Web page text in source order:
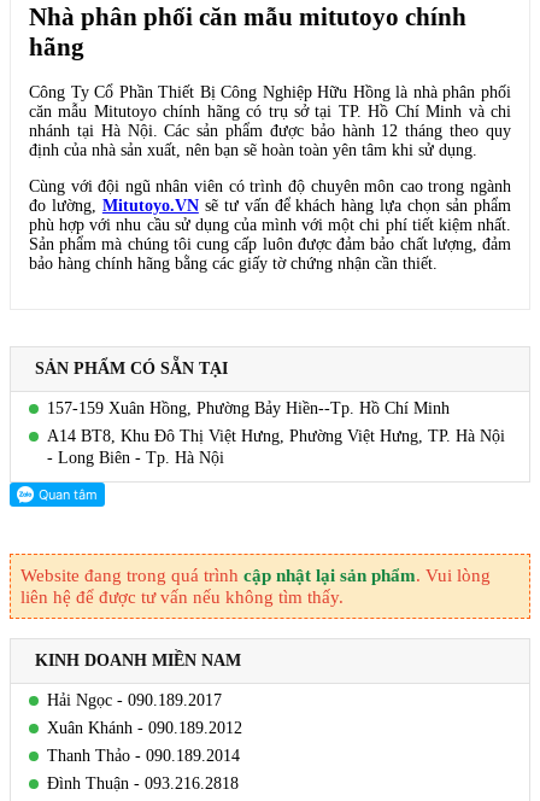
Nhà phân phối căn mẫu mitutoyo chính
hãng
Công Ty Cổ Phần Thiết Bị Công Nghiệp Hữu Hồng là nhà phân phối
căn mẫu Mitutoyo chính hãng có trụ sở tại TP. Hồ Chí Minh và chi
nhánh tại Hà Nội. Các sản phẩm được bảo hành 12 tháng theo quy
định của nhà sản xuất, nên bạn sẽ hoàn toàn yên tâm khi sử dụng.
Cùng với đội ngũ nhân viên có trình độ chuyên môn cao trong ngành
đo lường, Mitutoyo.VNsẽ tư vấn để khách hàng lựa chọn sản phẩm
phù hợp với nhu cầu sử dụng của mình với một chi phí tiết kiệm nhất.
Sản phẩm mà chúng tôi cung cấp luôn được đảm bảo chất lượng, đảm
bảo hàng chính hãng bằng các giấy tờ chứng nhận cần thiết.
SẢN PHẨM CÓ SẴN TẠI
157-159 Xuân Hồng, Phường Bảy Hiền--Tp. Hồ Chí Minh
A14 BT8, Khu Đô Thị Việt Hưng, Phường Việt Hưng, TP. Hà Nội
- Long Biên - Tp. Hà Nội
Website đang trong quá trình cập nhật lại sản phẩm. Vui lòng
liên hệ để được tư vấn nếu không tìm thấy.
KINH DOANH MIỀN NAM
Hải Ngọc - 090.189.2017
Xuân Khánh - 090.189.2012
Thanh Thảo - 090.189.2014
Đình Thuận - 093.216.2818